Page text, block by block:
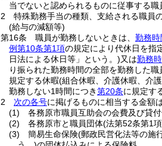
当でないと認められるものに従事する
2
特殊勤務手当の種類、支給される職員
(給与の減額等)
第16条
職員が勤務しないときは、 勤務
例第10条第1項の規定により代休日を指
日法による休日等」という。)又は勤務
り振られた勤務時間の全部を勤務した
規定する休暇(組合休暇、介護休暇、介
勤務しない1時間につき第20条に規定す
2
次の各号に掲げるものに相当する金額
(1)
各務原市職員互助会の会費及び貸
(2)
各務原市と職員団体(法第52条第1
(3)
簡易生命保険(郵政民営化法等の施